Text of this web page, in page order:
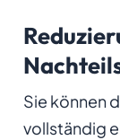
Sie können
vollständig